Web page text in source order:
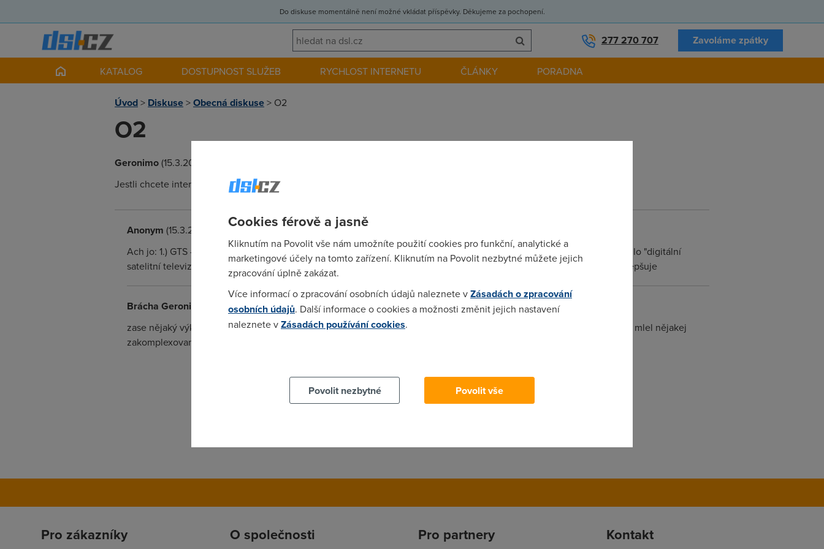
Do diskuse momentálně není možné vkládat příspěvky. Děkujeme za pochopení.
277 270 707 Zavoláme zpátky
KATALOG DOSTUPNOST SLUŽEB RYCHLOST INTERNETU ČLÁNKY PORADNA
Úvod> Diskuse>Obecná diskuse> O2
O2
Geronimo(15.3.2007 18:37:30)
Jestli chcete internet od O2, tak se na to radši vykálejte a běžte k GTS novera nebo UPC direct, je to daleko lepší
Anonym (15.3.2007 19:32:37)
Ach jo: 1.) GTS - jako malý obtížný "hmyz" tě tam nic zásadně lepšího jak u O2 nečeká... 2.) UPC direct - to je snad ty trdlo "digitální
satelitní televize", když už tak "UPC Vysokorychlostní internet"... Až na to celkem mizerné pokrytí, které se téměř nezlepšuje
Brácha Geronima
(15.3.2007 22:44:40)
zase nějaký výkřik do tmy.. smažte tuto diskusi, takový slinty tady nepotřebujem.. lidi chtěj radu a pomoc a ne aby tady mlel nějakej
zakomplexovanej náctiletej fracek...
Pro zákazníky O společnosti Pro partnery Kontakt
Cookies férově a jasně
Kliknutím na Povolit vše nám umožníte použití cookies pro funkční, analytické a
marketingové účely na tomto zařízení. Kliknutím na Povolit nezbytné můžete jejich
zpracování úplně zakázat.
Více informací o zpracování osobních údajů naleznete vZásadách o zpracování
osobních údajů. Další informace o cookies a možnosti změnit jejich nastavení
naleznete vZásadách používání cookies.
Povolit nezbytné
Povolit vše